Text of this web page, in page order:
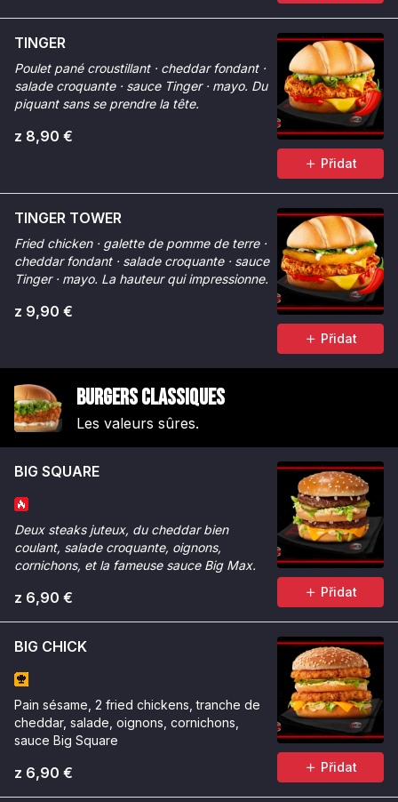
TINGER
Poulet pané croustillant · cheddar fondant ·
salade croquante · sauce Tinger · mayo. Du
piquant sans se prendre la tête.
z 8,90 €
Přidat
TINGER TOWER
Fried chicken · galette de pomme de terre ·
cheddar fondant · salade croquante · sauce
Tinger · mayo. La hauteur qui impressionne.
z 9,90 €
Přidat
Burgers Classiques
Les valeurs sûres.
BIG SQUARE
Deux steaks juteux, du cheddar bien
coulant, salade croquante, oignons,
cornichons, et la fameuse sauce Big Max.
z 6,90 € Přidat
BIG CHICK
Pain sésame, 2 fried chickens, tranche de
cheddar, salade, oignons, cornichons,
sauce Big Square
z 6,90 € Přidat